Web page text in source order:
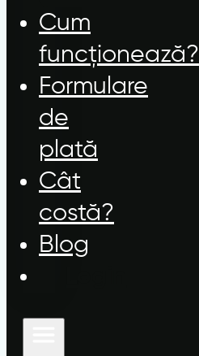
Cum
funcționează?
Formulare
de
plată
Cât
costă?
Blog